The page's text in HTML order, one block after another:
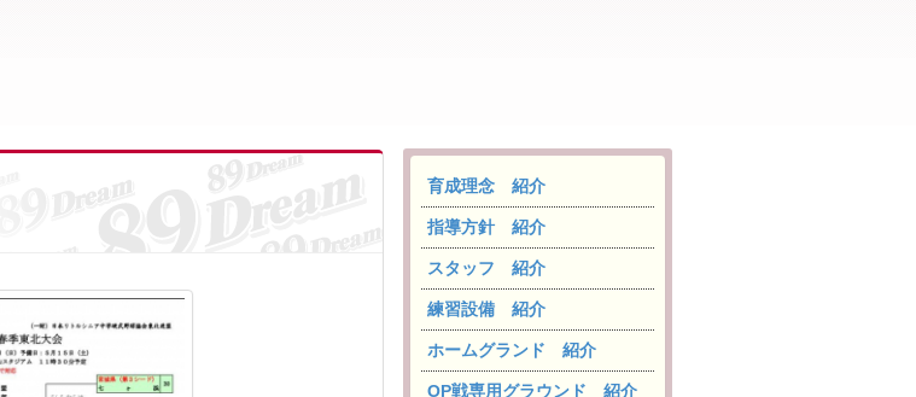
育成理念 紹介
指導方針 紹介
スタッフ 紹介
練習設備 紹介
ホームグランド 紹介
OP戦専用グラウンド 紹介